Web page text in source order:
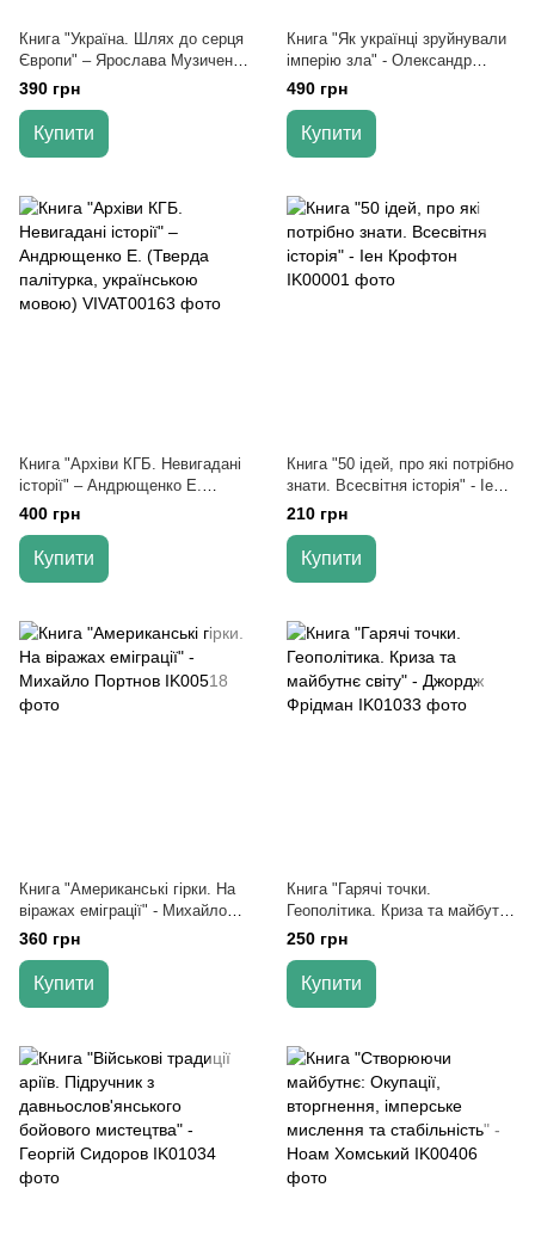
Книга "Україна. Шлях до серця
Європи" – Ярослава Музиченко
(Українською мовою)
390 грн
Купити
Книга "Як українці зруйнували
імперію зла" - Олександр
Зінченко (Тверда палітурка,
українською мовою)
490 грн
Купити
Книга "Архіви КГБ. Невигадані
історії" – Андрющенко Е.
(Тверда палітурка, українською
мовою)
400 грн
Купити
Книга "50 ідей, про які потрібно
знати. Всесвітня історія" - Іен
Крофтон
210 грн
Купити
Книга "Американські гірки. На
віражах еміграції" - Михайло
Портнов
360 грн
Купити
Книга "Гарячі точки.
Геополітика. Криза та майбутнє
світу" - Джордж Фрідман
250 грн
Купити